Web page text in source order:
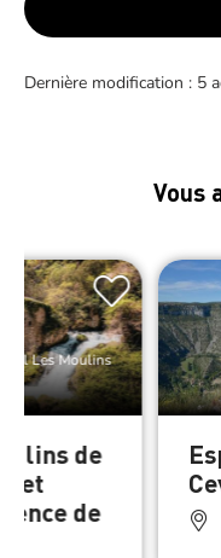
Dernière modification : 5
Vous
Les Moulins
de
et
de